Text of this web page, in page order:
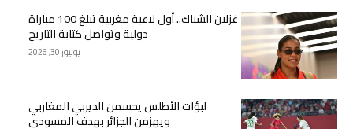
غزلان الشباك.. أول لاعبة مغربية تبلغ 100 مباراة
دولية وتواصل كتابة التاريخ
يوليوز 30, 2026
لبؤات الأطلس يحسمن الديربي المغاربي
ويهزمن الجزائر بهدف المسودي